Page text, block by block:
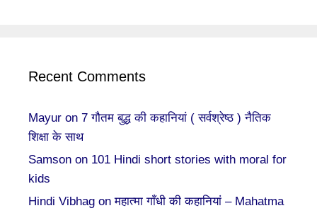
Recent Comments
Mayur on 7 गौतम बुद्ध की कहानियां ( सर्वश्रेष्ठ ) नैतिक
शिक्षा के साथ
Samson on 101 Hindi short stories with moral for
kids
Hindi Vibhag onमहात्मा गाँधी की कहानियां – Mahatma